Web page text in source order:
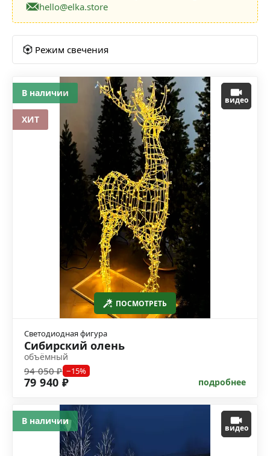
hello@elka.store
Режим свечения
ПОСМОТРЕТЬ
видео
Светодиодная фигура
Сибирский олень
объёмный
94 050 ₽ −15%
79 940 ₽ подробнее
В наличии
ХИТ
видео
В наличии